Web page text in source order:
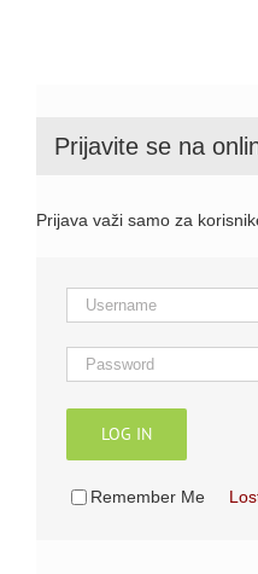
Prijavite se na
Prijava važi samo za
LOG IN
Remember Me